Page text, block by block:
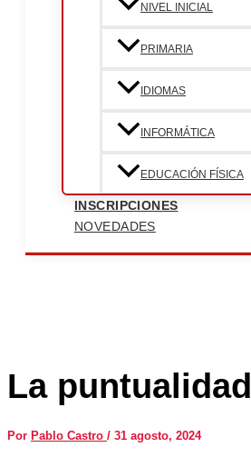
NIVEL INICIAL
PRIMARIA
IDIOMAS
INFORMÁTICA
EDUCACIÓN FÍSICA
INSCRIPCIONES
NOVEDADES
La puntualidad
Por Pablo Castro / 31 agosto, 2024